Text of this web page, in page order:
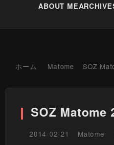
ABOUT ME
ホーム Matome SOZ
SOZ Matome
2014-02-21 Matome